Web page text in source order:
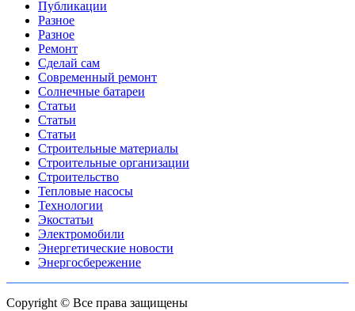
Публикации
Разное
Разное
Ремонт
Сделай сам
Современный ремонт
Солнечные батареи
Статьи
Статьи
Статьи
Строительные материалы
Строительные организации
Строительство
Тепловые насосы
Технологии
Экостатьи
Электромобили
Энергетические новости
Энергосбережение
Copyright © Все права защищены